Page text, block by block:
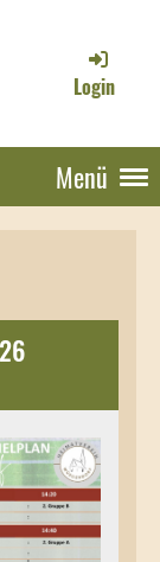
Login
Menü